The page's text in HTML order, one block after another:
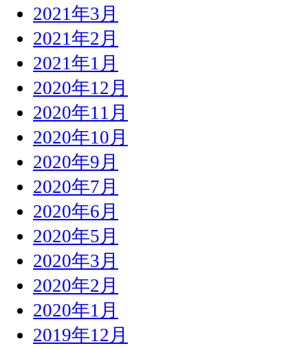
2021年3月
2021年2月
2021年1月
2020年12月
2020年11月
2020年10月
2020年9月
2020年7月
2020年6月
2020年5月
2020年3月
2020年2月
2020年1月
2019年12月